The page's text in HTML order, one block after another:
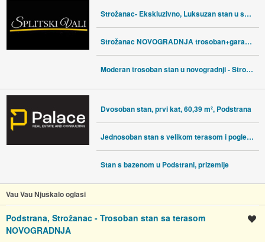
Strožanac- Ekskluzivno, Luksuzan stan u samom centru
Strožanac NOVOGRADNJA trosoban+garaža 2.kat
Moderan trosoban stan u novogradnji - Strožanac
Dvosoban stan, prvi kat, 60,39 m², Podstrana
Jednosoban stan s velikom terasom i pogledom na more
Stan s bazenom u Podstrani, prizemlje
Vau Vau Njuškalo oglasi
Podstrana, Strožanac - Trosoban stan sa terasom
NOVOGRADNJA